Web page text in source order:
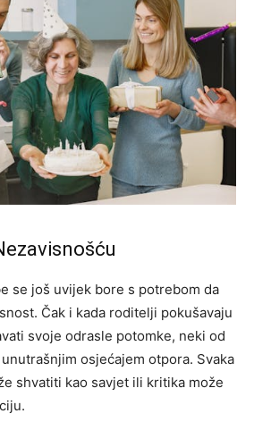
se još uvijek bore s potrebom da
Čak i kada roditelji pokušavaju
svoje odrasle potomke, neki od
osjećajem otpora. Svaka
shvatiti kao savjet ili kritika može